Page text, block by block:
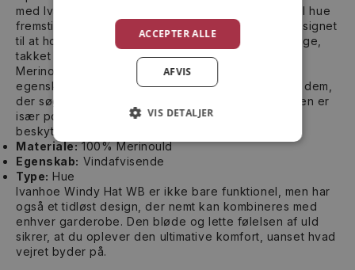
med Ivanhoe Windy Hat WB, en utrolig komfortabel hue
fremstillet af 100% merinould. Denne uld hue er designet
til at holde dig varm, selv på de mest blæsende dage,
takket være dens vindafvisende egenskaber.
Merinould er kendt for sine naturlige varmende
egenskaber, hvilket gør hatten til et ideelt valg for dem,
der søger lidt ekstra beskyttelse mod kulden. Hatten er
især populær i de koldere måneder, hvor pålidelig
beskyttelse mod elementerne er essentiel.
Materiale:100% Merinould
Egenskab: Vindafvisende
Type: Hue
Ivanhoe Windy Hat WB er ikke bare funktionel, men har
også et tidløst design, der nemt kan kombineres med
enhver garderobe. Den bløde og lette følelsen af uld
sikrer, at du oplever den ultimative komfort, uanset hvad
vejret byder på.
ACCEPTER ALLE
AFVIS
VIS DETALJER